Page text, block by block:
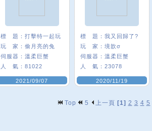
標 題： 打擊特一起玩
玩 家： 偷月亮的兔
伺服器： 溫柔巨蟹
人 氣： 81022
2021/09/07
標 題： 我又回歸了?
玩 家： 境歆σ
伺服器： 溫柔巨蟹
人 氣： 23078
2020/11/19
Top 5 上一頁 [1] 2 3 4 5